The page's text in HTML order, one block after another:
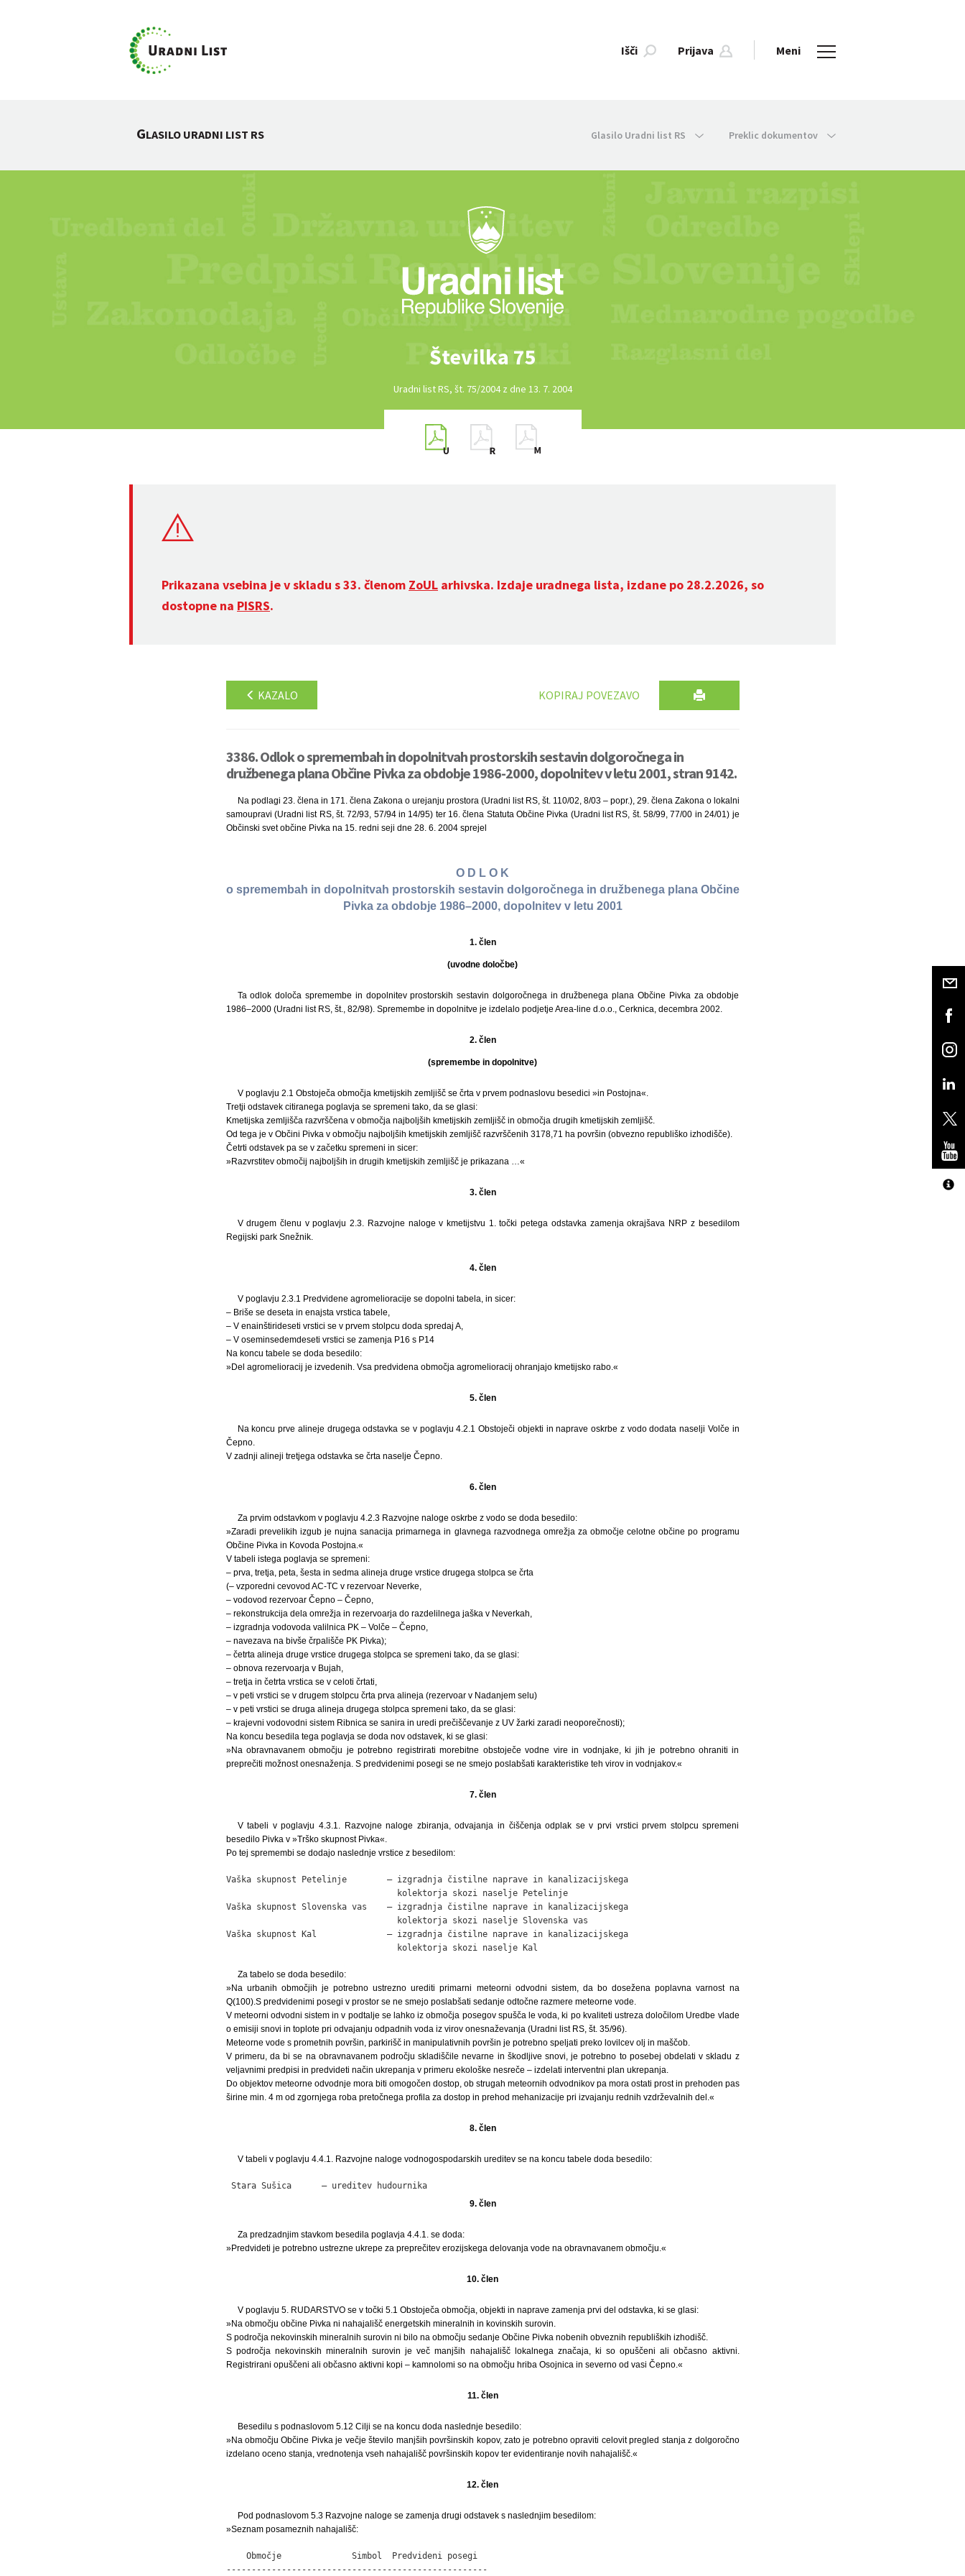
Išči Prijava Meni
GLASILO URADNI LIST RS Glasilo Uradni list RS Preklic dokumentov
Številka 75
Uradni list RS, št. 75/2004 z dne 13. 7. 2004
Prikazana vsebina je v skladu s 33. členom ZoUL arhivska. Izdaje uradnega lista, izdane po 28.2.2026, so
dostopne na PISRS.
KAZALO KOPIRAJ POVEZAVO
3386. Odlok o spremembah in dopolnitvah prostorskih sestavin dolgoročnega in
družbenega plana Občine Pivka za obdobje 1986-2000, dopolnitev v letu 2001, stran 9142.
Na podlagi 23. člena in 171. člena Zakona o urejanju prostora (Uradni list RS, št. 110/02, 8/03 – popr.), 29. člena Zakona o lokalni
samoupravi (Uradni list RS, št. 72/93, 57/94 in 14/95) ter 16. člena Statuta Občine Pivka (Uradni list RS, št. 58/99, 77/00 in 24/01) je
Občinski svet občine Pivka na 15. redni seji dne 28. 6. 2004 sprejel
O D L O K
o spremembah in dopolnitvah prostorskih sestavin dolgoročnega in družbenega plana Občine
Pivka za obdobje 1986–2000, dopolnitev v letu 2001
1. člen
(uvodne določbe)
Ta odlok določa spremembe in dopolnitev prostorskih sestavin dolgoročnega in družbenega plana Občine Pivka za obdobje
1986–2000 (Uradni list RS, št., 82/98). Spremembe in dopolnitve je izdelalo podjetje Area-line d.o.o., Cerknica, decembra 2002.
2. člen
(spremembe in dopolnitve)
V poglavju 2.1 Obstoječa območja kmetijskih zemljišč se črta v prvem podnaslovu besedici »in Postojna«.
Tretji odstavek citiranega poglavja se spremeni tako, da se glasi:
Kmetijska zemljišča razvrščena v območja najboljših kmetijskih zemljišč in območja drugih kmetijskih zemljišč.
Od tega je v Občini Pivka v območju najboljših kmetijskih zemljišč razvrščenih 3178,71 ha površin (obvezno republiško izhodišče).
Četrti odstavek pa se v začetku spremeni in sicer:
»Razvrstitev območij najboljših in drugih kmetijskih zemljišč je prikazana …«
3. člen
V drugem členu v poglavju 2.3. Razvojne naloge v kmetijstvu 1. točki petega odstavka zamenja okrajšava NRP z besedilom
Regijski park Snežnik.
4. člen
V poglavju 2.3.1 Predvidene agromelioracije se dopolni tabela, in sicer:
– Briše se deseta in enajsta vrstica tabele,
– V enainštirideseti vrstici se v prvem stolpcu doda spredaj A,
– V oseminsedemdeseti vrstici se zamenja P16 s P14
Na koncu tabele se doda besedilo:
»Del agromelioracij je izvedenih. Vsa predvidena območja agromelioracij ohranjajo kmetijsko rabo.«
5. člen
Na koncu prve alineje drugega odstavka se v poglavju 4.2.1 Obstoječi objekti in naprave oskrbe z vodo dodata naselji Volče in
Čepno.
V zadnji alineji tretjega odstavka se črta naselje Čepno.
6. člen
Za prvim odstavkom v poglavju 4.2.3 Razvojne naloge oskrbe z vodo se doda besedilo:
»Zaradi prevelikih izgub je nujna sanacija primarnega in glavnega razvodnega omrežja za območje celotne občine po programu
Občine Pivka in Kovoda Postojna.«
V tabeli istega poglavja se spremeni:
– prva, tretja, peta, šesta in sedma alineja druge vrstice drugega stolpca se črta
(– vzporedni cevovod AC-TC v rezervoar Neverke,
– vodovod rezervoar Čepno – Čepno,
– rekonstrukcija dela omrežja in rezervoarja do razdelilnega jaška v Neverkah,
– izgradnja vodovoda valilnica PK – Volče – Čepno,
– navezava na bivše črpališče PK Pivka);
– četrta alineja druge vrstice drugega stolpca se spremeni tako, da se glasi:
– obnova rezervoarja v Bujah,
– tretja in četrta vrstica se v celoti črtati,
– v peti vrstici se v drugem stolpcu črta prva alineja (rezervoar v Nadanjem selu)
– v peti vrstici se druga alineja drugega stolpca spremeni tako, da se glasi:
– krajevni vodovodni sistem Ribnica se sanira in uredi prečiščevanje z UV žarki zaradi neoporečnosti);
Na koncu besedila tega poglavja se doda nov odstavek, ki se glasi:
»Na obravnavanem območju je potrebno registrirati morebitne obstoječe vodne vire in vodnjake, ki jih je potrebno ohraniti in
preprečiti možnost onesnaženja. S predvidenimi posegi se ne smejo poslabšati karakteristike teh virov in vodnjakov.«
7. člen
V tabeli v poglavju 4.3.1. Razvojne naloge zbiranja, odvajanja in čiščenja odplak se v prvi vrstici prvem stolpcu spremeni
besedilo Pivka v »Trško skupnost Pivka«.
Po tej spremembi se dodajo naslednje vrstice z besedilom:
Vaška skupnost Petelinje        – izgradnja čistilne naprave in kanalizacijskega
                                  kolektorja skozi naselje Petelinje
Vaška skupnost Slovenska vas    – izgradnja čistilne naprave in kanalizacijskega
                                  kolektorja skozi naselje Slovenska vas
Vaška skupnost Kal              – izgradnja čistilne naprave in kanalizacijskega
                                  kolektorja skozi naselje Kal
Za tabelo se doda besedilo:
»Na urbanih območjih je potrebno ustrezno urediti primarni meteorni odvodni sistem, da bo dosežena poplavna varnost na
Q(100).S predvidenimi posegi v prostor se ne smejo poslabšati sedanje odtočne razmere meteorne vode.
V meteorni odvodni sistem in v podtalje se lahko iz območja posegov spušča le voda, ki po kvaliteti ustreza določilom Uredbe vlade
o emisiji snovi in toplote pri odvajanju odpadnih voda iz virov onesnaževanja (Uradni list RS, št. 35/96).
Meteorne vode s prometnih površin, parkirišč in manipulativnih površin je potrebno speljati preko lovilcev olj in maščob.
V primeru, da bi se na obravnavanem področju skladiščile nevarne in škodljive snovi, je potrebno to posebej obdelati v skladu z
veljavnimi predpisi in predvideti način ukrepanja v primeru ekološke nesreče – izdelati interventni plan ukrepanja.
Do objektov meteorne odvodnje mora biti omogočen dostop, ob strugah meteornih odvodnikov pa mora ostati prost in prehoden pas
širine min. 4 m od zgornjega roba pretočnega profila za dostop in prehod mehanizacije pri izvajanju rednih vzdrževalnih del.«
8. člen
V tabeli v poglavju 4.4.1. Razvojne naloge vodnogospodarskih ureditev se na koncu tabele doda besedilo:
Stara Sušica      – ureditev hudournika
9. člen
Za predzadnjim stavkom besedila poglavja 4.4.1. se doda:
»Predvideti je potrebno ustrezne ukrepe za preprečitev erozijskega delovanja vode na obravnavanem območju.«
10. člen
V poglavju 5. RUDARSTVO se v točki 5.1 Obstoječa območja, objekti in naprave zamenja prvi del odstavka, ki se glasi:
»Na območju občine Pivka ni nahajališč energetskih mineralnih in kovinskih surovin.
S področja nekovinskih mineralnih surovin ni bilo na območju sedanje Občine Pivka nobenih obveznih republiških izhodišč.
S področja nekovinskih mineralnih surovin je več manjših nahajališč lokalnega značaja, ki so opuščeni ali občasno aktivni.
Registrirani opuščeni ali občasno aktivni kopi – kamnolomi so na območju hriba Osojnica in severno od vasi Čepno.«
11. člen
Besedilu s podnaslovom 5.12 Cilji se na koncu doda naslednje besedilo:
»Na območju Občine Pivka je večje število manjših površinskih kopov, zato je potrebno opraviti celovit pregled stanja z dolgoročno
izdelano oceno stanja, vrednotenja vseh nahajališč površinskih kopov ter evidentiranje novih nahajališč.«
12. člen
Pod podnaslovom 5.3 Razvojne naloge se zamenja drugi odstavek s naslednjim besedilom:
»Seznam posameznih nahajališč:
Območje              Simbol  Predvideni posegi
----------------------------------------------------